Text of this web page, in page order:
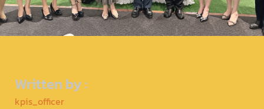
Written by :
kpis_officer